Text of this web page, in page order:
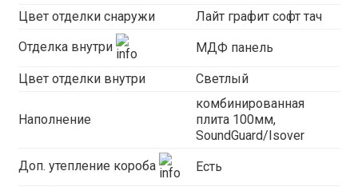
Цвет отделки снаружи Лайт графит софт тач
Отделка внутри МДФ панель
Цвет отделки внутри Светлый
Наполнение
комбинированная
плита 100мм,
SoundGuard/Isover
Доп. утепление короба Есть